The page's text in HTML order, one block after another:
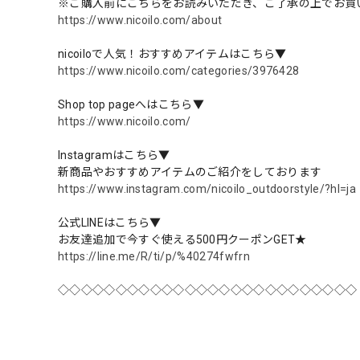
※ご購入前にこちらをお読みいただき、ご了承の上でお買
https://www.nicoilo.com/about
nicoiloで人気！おすすめアイテムはこちら▼
https://www.nicoilo.com/categories/3976428
Shop top pageへはこちら▼
https://www.nicoilo.com/
Instagramはこちら▼
新商品やおすすめアイテムのご紹介をしております
https://www.instagram.com/nicoilo_outdoorstyle/?hl=ja
公式LINEはこちら▼
お友達追加で今すぐ使える500円クーポンGET★
https://line.me/R/ti/p/%40274fwfrn
◇◇◇◇◇◇◇◇◇◇◇◇◇◇◇◇◇◇◇◇◇◇◇◇◇◇